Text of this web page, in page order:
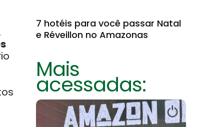
7 hotéis para você passar Natal
e Réveillon no Amazonas
Mais
acessadas: